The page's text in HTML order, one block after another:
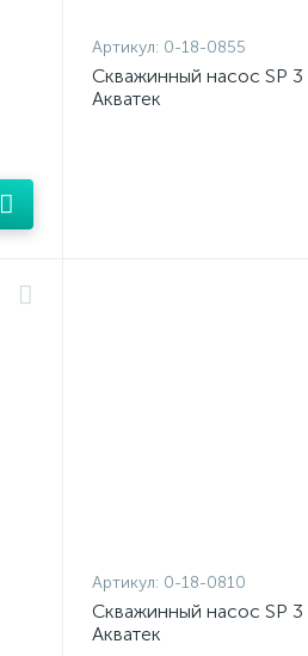
Артикул: 0-18-0855
Скважинный насос SP 3
Акватек
Артикул: 0-18-0810
Скважинный насос SP 3
Акватек